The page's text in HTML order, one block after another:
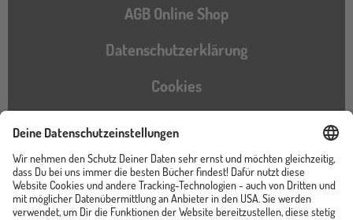
AGB Online Shop
Datenschutzerklärung
Cookies
Barrierefreiheitserklärung
Instagram
TikTokPinterestYouTubeFacebook